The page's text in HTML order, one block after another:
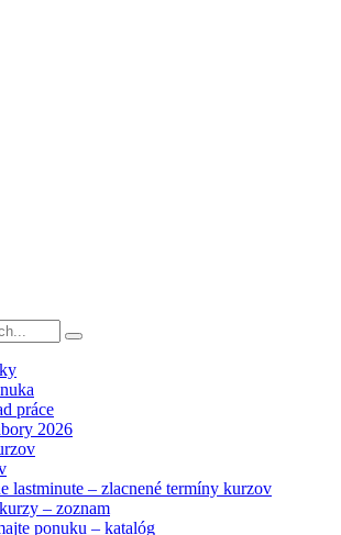
práce
2026
lastminute – zlacnené termíny kurzov
– zoznam
ponuku – katalóg